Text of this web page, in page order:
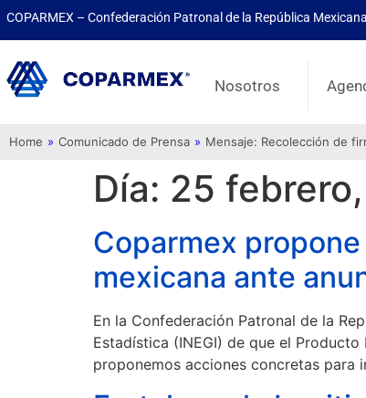
COPARMEX – Confederación Patronal de la República Mexicana
Nosotros
Home » Comunicado de Prensa » Mensaje: Recolección de
Día: 25
Coparmex
mexicana ante
En la Confederación Patronal de la
Estadística (INEGI) de que el
proponemos acciones concretas para